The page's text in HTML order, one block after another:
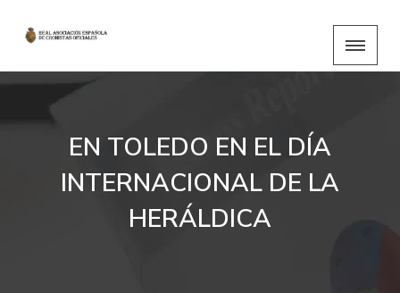
EN TOLEDO EN EL DÍA
INTERNACIONAL DE LA
HERÁLDICA